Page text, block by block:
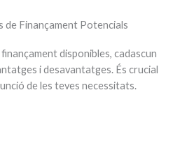
de Finançament Potencials
disponibles, cadascun
i desavantatges. És crucial
de les teves necessitats.